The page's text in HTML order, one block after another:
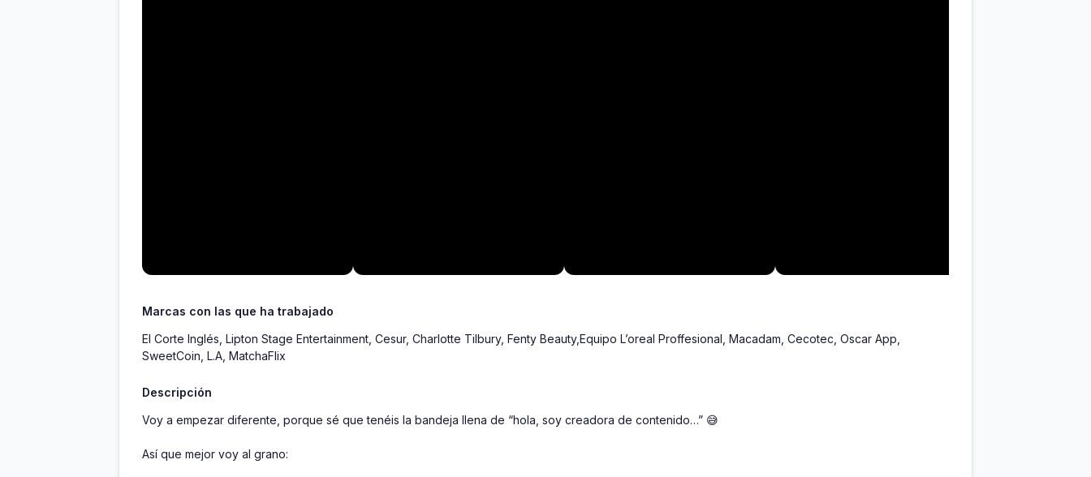
Marcas con las que ha trabajado
El Corte Inglés, Lipton Stage Entertainment, Cesur, Charlotte Tilbury, Fenty Beauty,Equipo L’oreal Proffesional, Macadam, Cecotec, Oscar App,
SweetCoin, L.A, MatchaFlix
Descripción
Voy a empezar diferente, porque sé que tenéis la bandeja llena de “hola, soy creadora de contenido…” 😅
Así que mejor voy al grano: